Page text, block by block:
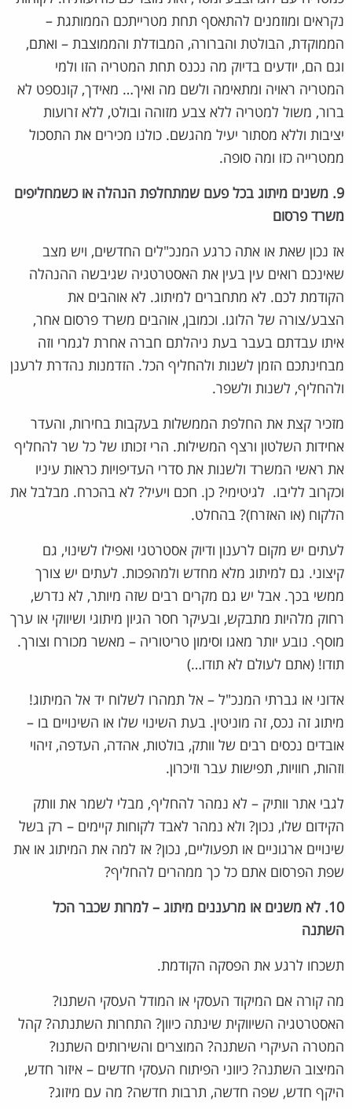
נקראים ומוזמנים להתאסף תחת מטרייתכם הממותגת –
הממוקדת, הבולטת והברורה, המבודלת והממוצבת – ואתם,
וגם הם, יודעים בדיוק מה נכנס תחת המטריה הזו ולמי
המטריה ראויה ומתאימה ולשם מה ואיך… מאידך, קונספט לא
ברור, משול למטריה ללא צבע מזוהה ובולט, ללא זרועות
יציבות וללא מסתור יעיל מהגשם. כולנו מכירים את התסכול
ממטרייה כזו ומה סופה.
9. משנים מיתוג בכל פעם שמתחלפת הנהלה או כשמחליפים
משרד פרסום
אז נכון שאת או אתה כרגע המנכ"לים החדשים, ויש מצב
שאינכם רואים עין בעין את האסטרטגיה שגיבשה ההנהלה
הקודמת לכם. לא מתחברים למיתוג. לא אוהבים את
הצבע/צורה של הלוגו. וכמובן, אוהבים משרד פרסום אחר,
איתו עבדתם בעבר בעת ניהלתם חברה אחרת לגמרי וזה
מבחינתכם הזמן לשנות ולהחליף הכל. הזדמנות נהדרת לרענן
ולהחליף, לשנות ולשפר.
מזכיר קצת את החלפת הממשלות בעקבות בחירות, והעדר
אחידות השלטון ורצף המשילות. הרי זכותו של כל שר להחליף
את ראשי המשרד ולשנות את סדרי העדיפויות כראות עיניו
וכקרוב לליבו. לגיטימי? כן. חכם ויעיל? לא בהכרח. מבלבל את
הלקוח (או האזרח)? בהחלט.
לעתים יש מקום לרענון ודיוק אסטרטגי ואפילו לשינוי, גם
קיצוני. גם למיתוג מלא מחדש ולמהפכות. לעתים יש צורך
ממשי בכך. אבל יש גם מקרים רבים שזה מיותר, לא נדרש,
רחוק מלהיות מתבקש, ובעיקר חסר הגיון מיתוגי ושיווקי או ערך
מוסף. נובע יותר מאגו וסימון טריטוריה – מאשר מכורח וצורך.
תודו! (אתם לעולם לא תודו…)
אדוני או גברתי המנכ"ל – אל תמהרו לשלוח יד אל המיתוג!
מיתוג זה נכס, זה מוניטין. בעת השינוי שלו או השינויים בו –
אובדים נכסים רבים של וותק, בולטות, אהדה, העדפה, זיהוי
וזהות, חוויות, תפישות עבר וזיכרון.
לגבי אתר וותיק – לא נמהר להחליף, מבלי לשמר את וותק
הקידום שלו, נכון? ולא נמהר לאבד לקוחות קיימים – רק בשל
שינויים ארגוניים או תפעוליים, נכון? אז למה את המיתוג או את
שפת הפרסום אתם כל כך ממהרים להחליף?
10. לא משנים או מרעננים מיתוג – למרות שכבר הכל
השתנה
תשכחו לרגע את הפסקה הקודמת.
מה קורה אם המיקוד העסקי או המודל העסקי השתנו?
האסטרטגיה השיווקית שינתה כיוון? התחרות השתנתה? קהל
המטרה העיקרי השתנה? המוצרים והשירותים השתנו?
המיצוב השתנה? כיווני הפיתוח העסקי חדשים – איזור חדש,
היקף חדש, שפה חדשה, תרבות חדשה? מה עם מיזוג?